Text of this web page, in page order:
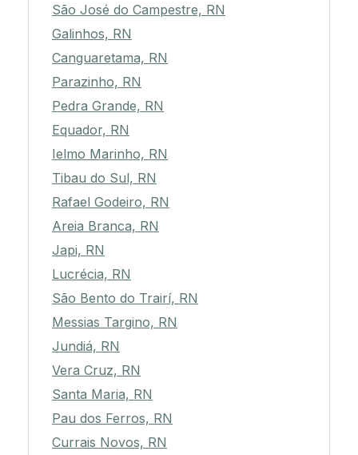
São José do Campestre, RN
Galinhos, RN
Canguaretama, RN
Parazinho, RN
Pedra Grande, RN
Equador, RN
Ielmo Marinho, RN
Tibau do Sul, RN
Rafael Godeiro, RN
Areia Branca, RN
Japi, RN
Lucrécia, RN
São Bento do Trairí, RN
Messias Targino, RN
Jundiá, RN
Vera Cruz, RN
Santa Maria, RN
Pau dos Ferros, RN
Currais Novos, RN